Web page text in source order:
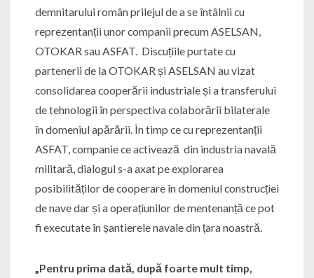
demnitarului român prilejul de a se întâlnii cu
reprezentanții unor companii precum ASELSAN,
OTOKAR sau ASFAT. Discuțiile purtate cu
partenerii de la OTOKAR și ASELSAN au vizat
consolidarea cooperării industriale și a transferului
de tehnologii în perspectiva colaborării bilaterale
în domeniul apărării. În timp ce cu reprezentanții
ASFAT, companie ce activează din industria navală
militară, dialogul s-a axat pe explorarea
posibilităților de cooperare în domeniul construcției
de nave dar și a operațiunilor de mentenanță ce pot
fi executate în șantierele navale din țara noastră.
„Pentru prima dată, după foarte mult timp,